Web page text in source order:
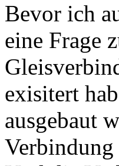
Bevor ich
eine Frage
exisitert
ausgebaut